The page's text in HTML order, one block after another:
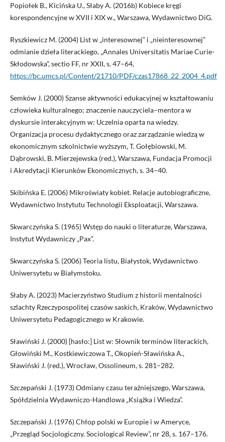
Popiołek B., Kicińska U., Słaby A. (2016b) Kobiece kręgi
korespondencyjne w XVII i XIX w., Warszawa, Wydawnictwo DiG.
Ryszkiewicz M. (2004) List w „interesownej” i „nieinteresownej”
odmianie dzieła literackiego, „Annales Universitatis Mariae Curie-
Skłodowska”, sectio FF, nr XXII, s. 47–64,
https://bc.umcs.pl/Content/21710/PDF/czas17868_22_2004_4.pdf
Semków J. (2000) Szanse aktywności edukacyjnej w kształtowaniu
człowieka kulturalnego; znaczenie nauczyciela–mentora w
dyskursie interakcyjnym w: Uczelnia oparta na wiedzy.
Organizacja procesu dydaktycznego oraz zarządzanie wiedzą w
ekonomicznym szkolnictwie wyższym, T. Gołębiowski, M.
Dąbrowski, B. Mierzejewska (red.), Warszawa, Fundacja Promocji
i Akredytacji Kierunków Ekonomicznych, s. 34–40.
Skibińska E. (2006) Mikroświaty kobiet. Relacje autobiograficzne,
Wydawnictwo Instytutu Technologii Eksploatacji, Warszawa.
Skwarczyńska S. (1965) Wstęp do nauki o literaturze, Warszawa,
Instytut Wydawniczy „Pax”.
Skwarczyńska S. (2006) Teoria listu, Białystok, Wydawnictwo
Uniwersytetu w Białymstoku.
Słaby A. (2023) Macierzyństwo Studium z historii mentalności
szlachty Rzeczypospolitej czasów saskich, Kraków, Wydawnictwo
Uniwersytetu Pedagogicznego w Krakowie.
Sławiński J. (2000) [hasło:] List w: Słownik terminów literackich,
Głowiński M., Kostkiewiczowa T., Okopień-Sławińska A.,
Sławiński J. (red.), Wrocław, Ossolineum, s. 281–282.
Szczepański J. (1973) Odmiany czasu teraźniejszego, Warszawa,
Spółdzielnia Wydawniczo-Handlowa „Książka i Wiedza”.
Szczepański J. (1976) Chłop polski w Europie i w Ameryce,
„Przegląd Socjologiczny. Sociological Review”, nr 28, s. 167–176.